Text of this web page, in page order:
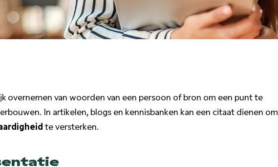
overnemen van woorden van een persoon of bron om een punt te
In artikelen, blogs en kennisbanken kan een citaat dienen om
te versterken.